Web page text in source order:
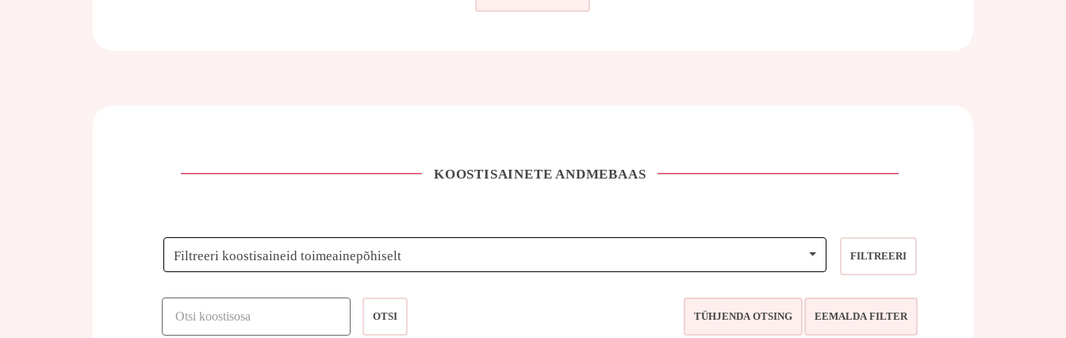
KOOSTISAINETE ANDMEBAAS
Filtreeri koostisaineid toimeainepõhiselt FILTREERI
OTSI